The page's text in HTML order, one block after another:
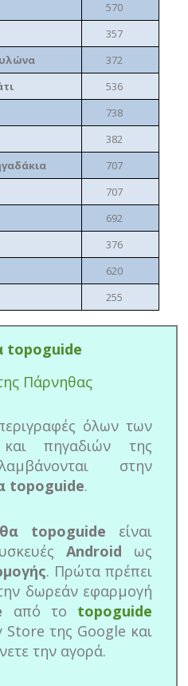
570
357
372
536
738
382
707
707
692
376
620
255
topoguide
Πάρνηθας
όλων των
πηγαδιών της
στην
topoguide.
topoguide είναι
Android ως
. Πρώτα πρέπει
δωρεάν εφαρμογή
από το topoguide
Store της Google και
την αγορά.